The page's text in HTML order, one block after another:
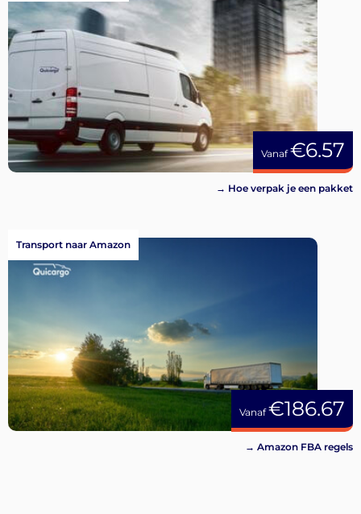
Vanaf€6.57
→ Hoe verpak je een pakket
Vanaf€186.67
Transport naar Amazon
→ Amazon FBA regels